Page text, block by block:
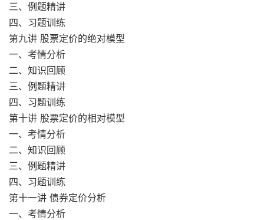
三、例题精讲
四、习题训练
第九讲 股票定价的绝对模型
一、考情分析
二、知识回顾
三、例题精讲
四、习题训练
第十讲 股票定价的相对模型
一、考情分析
二、知识回顾
三、例题精讲
四、习题训练
第十一讲 债券定价分析
一、考情分析